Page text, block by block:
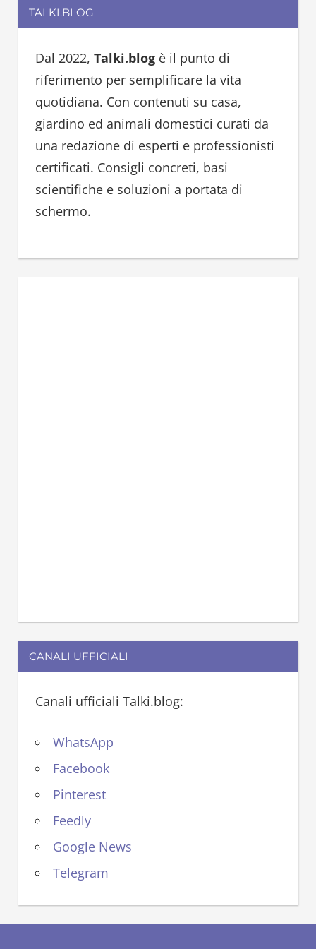
c
f
o
r
:
TALKI.BLOG
Dal 2022, Talki.blogè il punto di
riferimento per semplificare la vita
quotidiana. Con contenuti su casa,
giardino ed animali domestici curati da
una redazione di esperti e professionisti
certificati. Consigli concreti, basi
scientifiche e soluzioni a portata di
schermo.
CANALI UFFICIALI
Canali ufficiali Talki.blog:
WhatsApp
Facebook
Pinterest
Feedly
Google News
Telegram